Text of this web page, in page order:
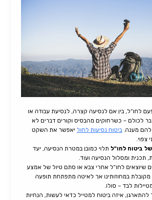
לחו”ל, בין אם לנסיעה קצרה, לנסיעת עבודה או
לכולם – כשרחוקים מהבסיס וקורים דברים לא
להם מענה. ביטוח נסיעות לחול יאפשר את השקט
ביטוח לחו”ל תלוי כמובן במטרת הנסיעה, יעד
תכנית ומסלול הנסיעה ועוד.
שיוצאים לחו”ל אחרי צבא או סתם טיול של אמצע
מקובלת במחוזותינו אך לאיטה מתפתחת תופעה
לבד – סולו.
להתארגן, איזה ביטוח למטייל כדאי לעשות, הנחיות